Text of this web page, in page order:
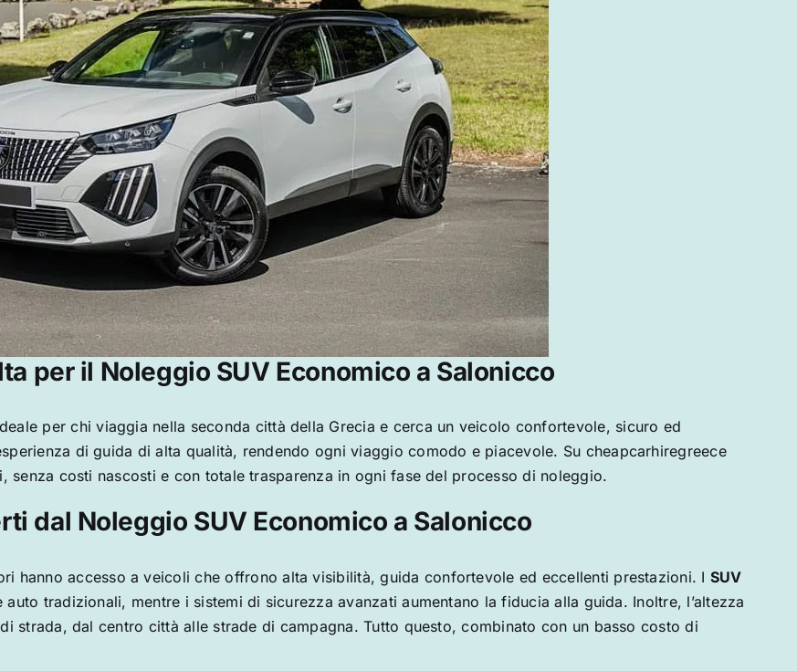
per il Noleggio SUV Economico a Salonicco
per chi viaggia nella seconda città della Grecia e cerca un veicolo confortevole, sicuro ed
di guida di alta qualità, rendendo ogni viaggio comodo e piacevole. Su cheapcarhiregreece
costi nascosti e con totale trasparenza in ogni fase del processo di noleggio.
dal Noleggio SUV Economico a Salonicco
hanno accesso a veicoli che offrono alta visibilità, guida confortevole ed eccellenti prestazioni. I SUV
tradizionali, mentre i sistemi di sicurezza avanzati aumentano la fiducia alla guida. Inoltre, l’altezza
strada, dal centro città alle strade di campagna. Tutto questo, combinato con un basso costo di